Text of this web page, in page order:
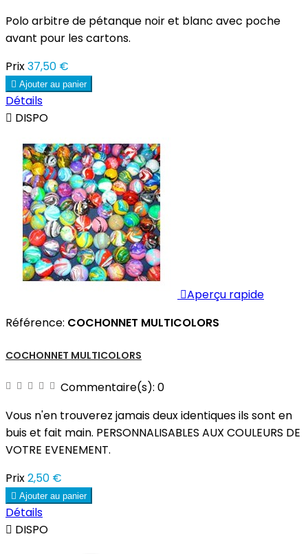
Polo arbitre de pétanque noir et blanc avec poche
avant pour les cartons.
Prix37,50 €
 Ajouter au panier
Détails
 DISPO
Aperçu rapide
Référence: COCHONNET MULTICOLORS
COCHONNET MULTICOLORS
Commentaire(s): 0
Vous n'en trouverez jamais deux identiques ils sont en
buis et fait main. PERSONNALISABLES AUX COULEURS DE
VOTRE EVENEMENT.
Prix2,50 €
 Ajouter au panier
Détails
 DISPO